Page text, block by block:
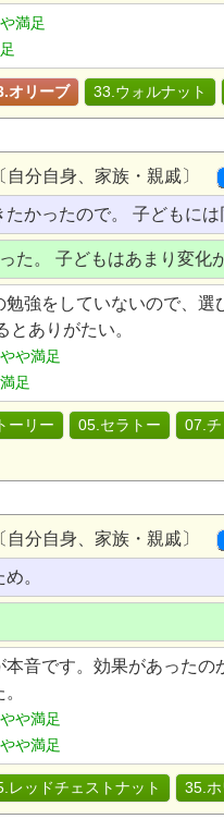
満足
オリーブ 33.ウォルナット
分自身、家族・親戚〕
かったので。 子どもに
た。 子どもはあまり変化
強をしていないので、
ありがたい。
やや満足
満足
ーリー 05.セラトー 07.チ
分自身、家族・親戚〕
。
本音です。効果があった
やや満足
やや満足
レッドチェストナット 35.